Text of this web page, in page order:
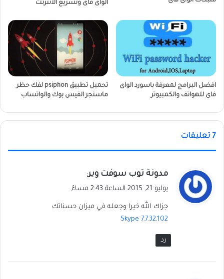
الواى فاى وتسريع الانترنت
افضل البرامج لمعرفة باسورد الواى
فاى للهواتف والكمبيوتر
تحميل تطبيق psiphon لفك حظر
ماسنجر الفيس بوك والواتساب
‫7 تعليقات
ي
ق
مدونة توب سوفت وير:
يوليو 21, 2015 الساعة 2:43 مساءً
جزاك الله خيرا وجعله في ميزان حسناتك
Skype 7.7.32.102
رد